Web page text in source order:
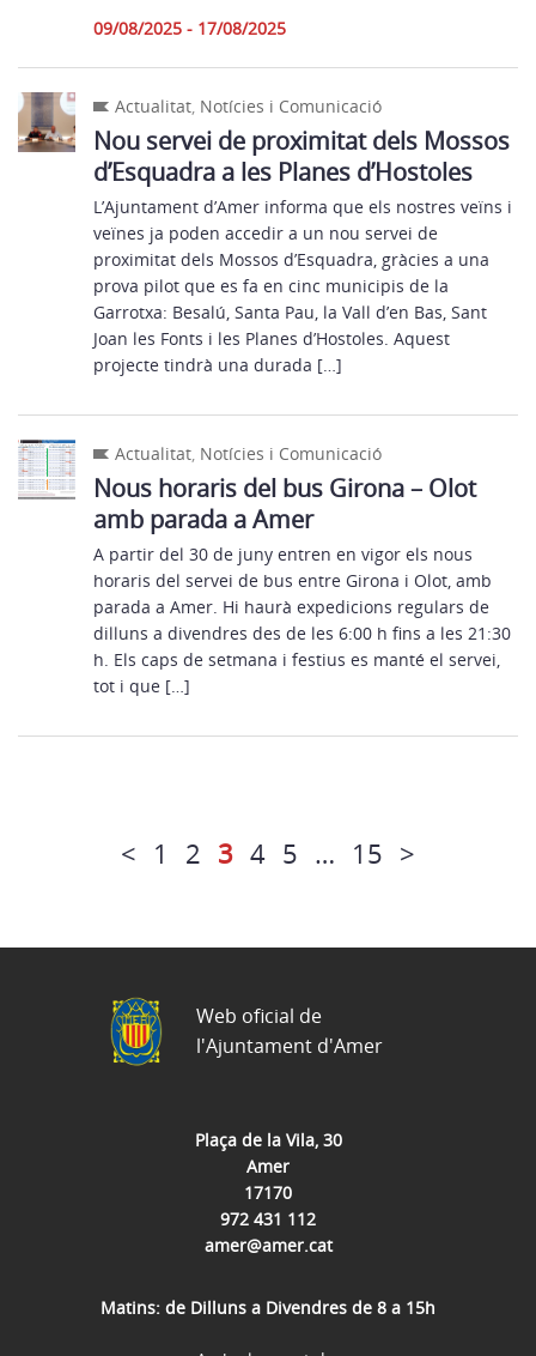
09/08/2025 - 17/08/2025
Actualitat, Notícies i Comunicació
Nou servei de proximitat dels Mossos
d’Esquadra a les Planes d’Hostoles
L’Ajuntament d’Amer informa que els nostres veïns i
veïnes ja poden accedir a un nou servei de
proximitat dels Mossos d’Esquadra, gràcies a una
prova pilot que es fa en cinc municipis de la
Garrotxa: Besalú, Santa Pau, la Vall d’en Bas, Sant
Joan les Fonts i les Planes d’Hostoles. Aquest
projecte tindrà una durada […]
Actualitat, Notícies i Comunicació
Nous horaris del bus Girona – Olot
amb parada a Amer
A partir del 30 de juny entren en vigor els nous
horaris del servei de bus entre Girona i Olot, amb
parada a Amer. Hi haurà expedicions regulars de
dilluns a divendres des de les 6:00 h fins a les 21:30
h. Els caps de setmana i festius es manté el servei,
tot i que […]
< 1 2 3 4 5 … 15 >
Plaça de la Vila, 30
Amer
17170
972 431 112
amer@amer.cat
Matins: de Dilluns a Divendres de 8 a 15h
Web oficial de
l'Ajuntament d'Amer